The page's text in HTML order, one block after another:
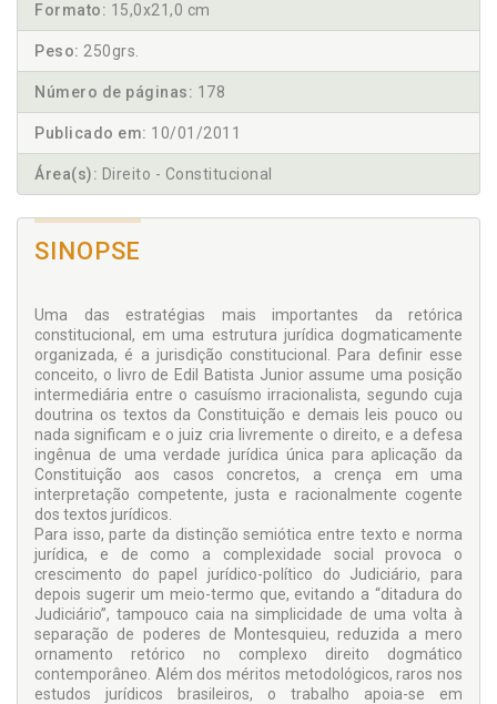
Formato: 15,0x21,0 cm
Peso: 250grs.
Número de páginas: 178
Publicado em: 10/01/2011
Área(s): Direito - Constitucional
SINOPSE
Uma das estratégias mais importantes da retórica
constitucional, em uma estrutura jurídica dogmaticamente
organizada, é a jurisdição constitucional. Para definir esse
conceito, o livro de Edil Batista Junior assume uma posição
intermediária entre o casuísmo irracionalista, segundo cuja
doutrina os textos da Constituição e demais leis pouco ou
nada significam e o juiz cria livremente o direito, e a defesa
ingênua de uma verdade jurídica única para aplicação da
Constituição aos casos concretos, a crença em uma
interpretação competente, justa e racionalmente cogente
dos textos jurídicos.
Para isso, parte da distinção semiótica entre texto e norma
jurídica, e de como a complexidade social provoca o
crescimento do papel jurídico-político do Judiciário, para
depois sugerir um meio-termo que, evitando a “ditadura do
Judiciário”, tampouco caia na simplicidade de uma volta à
separação de poderes de Montesquieu, reduzida a mero
ornamento retórico no complexo direito dogmático
contemporâneo. Além dos méritos metodológicos, raros nos
estudos jurídicos brasileiros, o trabalho apoia-se em